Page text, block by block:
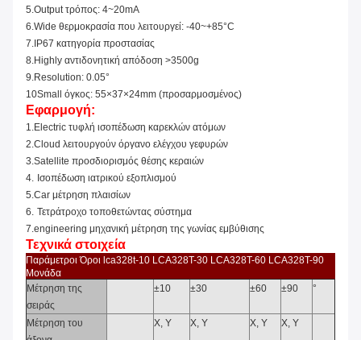
5.Outputτρόπος: 4~20mA
6.Wide θερμοκρασία που λειτουργεί: -40~+85°C
7.IP67 κατηγορία προστασίας
8.Highly αντιδονητική απόδοση >3500g
9.Resolution: 0.05°
10Small όγκος: 55×37×24mm (προσαρμοσμένος)
Εφαρμογή:
1.Electric τυφλή ισοπέδωση καρεκλών ατόμων
2.Cloud λειτουργούν όργανο ελέγχου γεφυρών
3.Satellite προσδιορισμός θέσης κεραιών
4. Ισοπέδωση ιατρικού εξοπλισμού
5.Car μέτρηση πλαισίων
6. Τετράτροχο τοποθετώντας σύστημα
7.engineering μηχανική μέτρηση της γωνίας εμβύθισης
Τεχνικά στοιχεία
Παράμετροι Όροι lca328t-10 LCA328T-30 LCA328T-60 LCA328T-90
Μονάδα
Μέτρηση της
σειράς
±10 ±30 ±60 ±90 °
Μέτρηση του
Χ, Υ Χ, Υ Χ, Υ Χ, Υ